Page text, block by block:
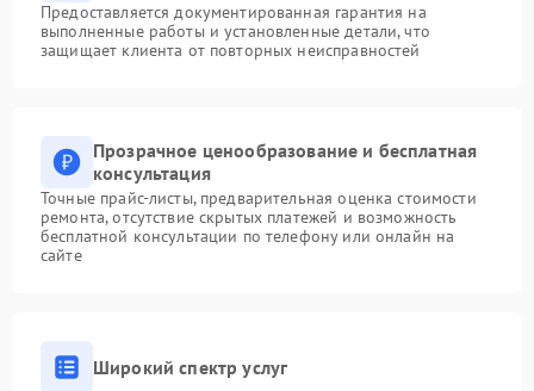
Предоставляется документированная гарантия на
выполненные работы и установленные детали, что
защищает клиента от повторных неисправностей
Прозрачное ценообразование и бесплатная
консультация
Точные прайс-листы, предварительная оценка стоимости
ремонта, отсутствие скрытых платежей и возможность
бесплатной консультации по телефону или онлайн на
сайте
Широкий спектр услуг